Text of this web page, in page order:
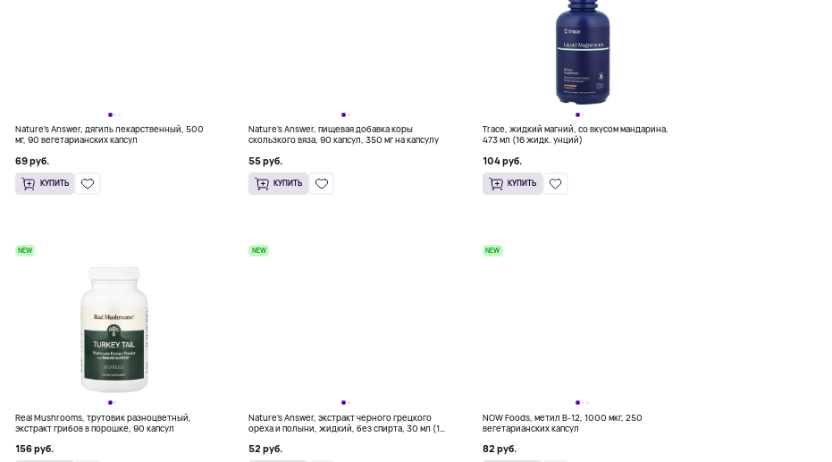
Nature's Answer, дягиль лекарственный, 500
мг, 90 вегетарианских капсул
69 руб.
КУПИТЬ
Nature's Answer, пищевая добавка коры
скользкого вяза, 90 капсул, 350 мг на капсулу
55 руб.
КУПИТЬ
Trace, жидкий магний, со вкусом мандарина,
473 мл (16 жидк. унций)
104 руб.
КУПИТЬ
NEW
Real Mushrooms, трутовик разноцветный,
экстракт грибов в порошке, 90 капсул
156 руб.
NEW
Nature's Answer, экстракт черного грецкого
ореха и полыни, жидкий, без спирта, 30 мл (1
52 руб.
NEW
NOW Foods, метил B-12, 1000 мкг, 250
вегетарианских капсул
82 руб.